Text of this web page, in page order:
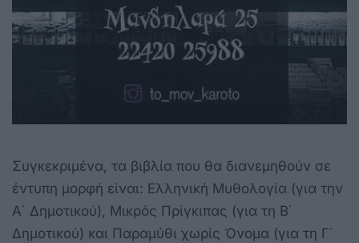
Συγκεκριμένα, τα βιβλία που θα διανεμηθούν σε
έντυπη μορφή είναι: Ελληνική Μυθολογία (για την
Α΄ Δημοτικού), Μικρός Πρίγκιπας (για τη Β΄
Δημοτικού) και Παραμύθι χωρίς Όνομα (για τη Γ΄